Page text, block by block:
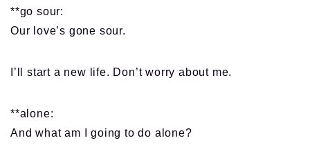
**go sour:
Our love’s gone sour.
I’ll start a new life. Don’t worry about me.
**alone:
And what am I going to do alone?